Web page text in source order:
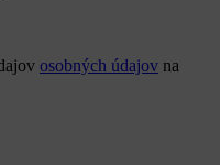
obchodné podmienky